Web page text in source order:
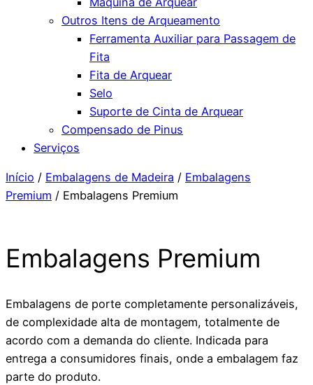
Outros Itens de Arqueamento
Ferramenta Auxiliar para Passagem de
Fita
Fita de Arquear
Selo
Suporte de Cinta de Arquear
Compensado de Pinus
Serviços
Início / Embalagens de Madeira / Embalagens
Premium / Embalagens Premium
Embalagens Premium
Embalagens de porte completamente personalizáveis,
de complexidade alta de montagem, totalmente de
acordo com a demanda do cliente. Indicada para
entrega a consumidores finais, onde a embalagem faz
parte do produto.